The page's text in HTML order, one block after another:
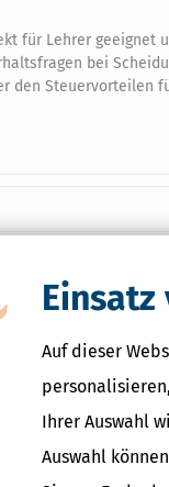
Einsatz
Auf dieser
Ihrer Auswahl
Auswahl
für Lehrer
bei
den Steuervorteilen